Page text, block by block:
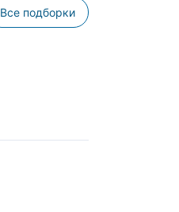
Все подборки